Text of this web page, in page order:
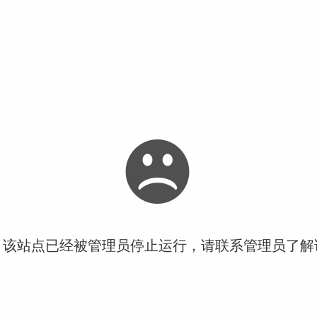
站点已经被管理员停止运行，请联系管理员了